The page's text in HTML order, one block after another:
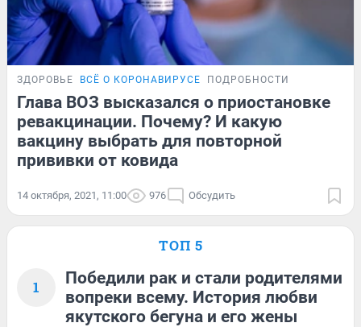
ЗДОРОВЬЕ ВСЁ О КОРОНАВИРУСЕ ПОДРОБНОСТИ
Глава ВОЗ высказался о приостановке
ревакцинации. Почему? И какую
вакцину выбрать для повторной
прививки от ковида
14 октября, 2021, 11:00 976 Обсудить
ТОП 5
1
Победили рак и стали родителями
вопреки всему. История любви
якутского бегуна и его жены